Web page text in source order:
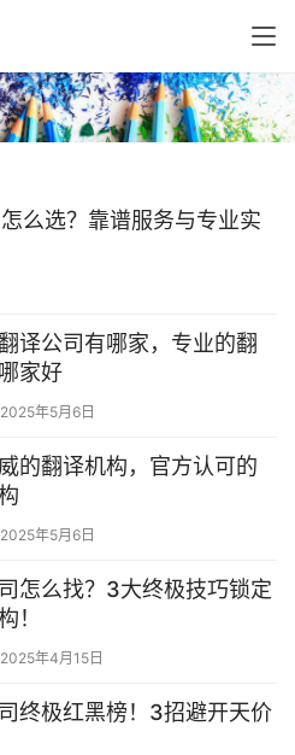
么选？靠谱服务与专业实
译公司有哪家，专业的翻
家好
2025年5月6日
的翻译机构，官方认可的
2025年5月6日
怎么找？3大终极技巧锁定
！
2025年4月15日
终极红黑榜！3招避开天价